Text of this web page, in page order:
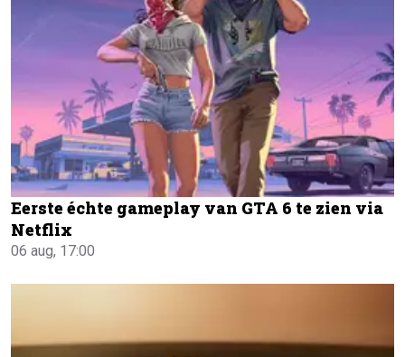
Eerste échte gameplay van GTA 6 te zien via
Netflix
06 aug, 17:00